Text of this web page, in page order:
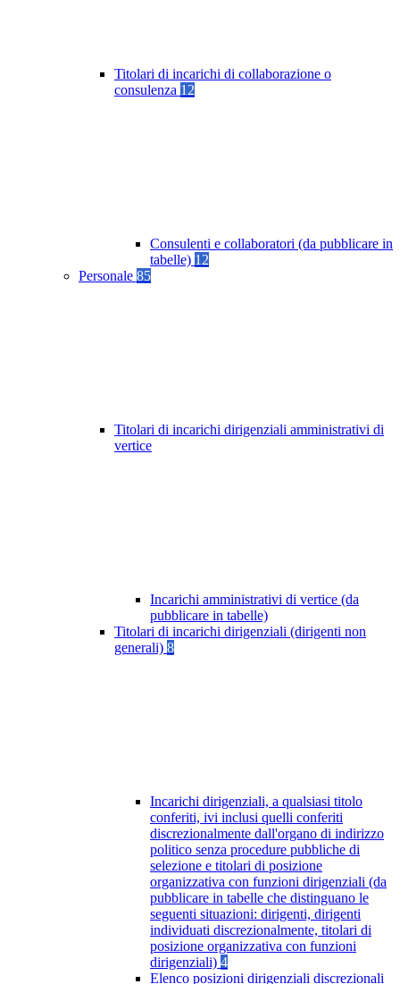
Titolari di incarichi di collaborazione o
consulenza 12
Consulenti e collaboratori (da pubblicare in
tabelle) 12
Personale 85
Titolari di incarichi dirigenziali amministrativi di
vertice
Incarichi amministrativi di vertice (da
pubblicare in tabelle)
Titolari di incarichi dirigenziali (dirigenti non
generali) 8
Incarichi dirigenziali, a qualsiasi titolo
conferiti, ivi inclusi quelli conferiti
discrezionalmente dall'organo di indirizzo
politico senza procedure pubbliche di
selezione e titolari di posizione
organizzativa con funzioni dirigenziali (da
pubblicare in tabelle che distinguano le
seguenti situazioni: dirigenti, dirigenti
individuati discrezionalmente, titolari di
posizione organizzativa con funzioni
dirigenziali) 4
Elenco posizioni dirigenziali discrezionali